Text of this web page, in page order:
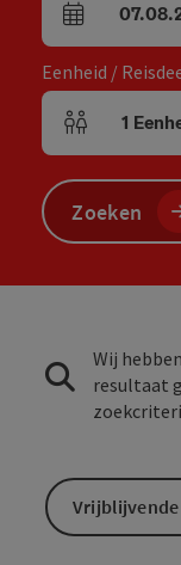
Velden voor
Eenheid /
Aantal 1
Zoeken
Wij
resultaat